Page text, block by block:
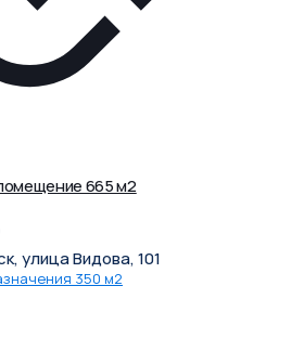
665 м2
улица Видова, 101